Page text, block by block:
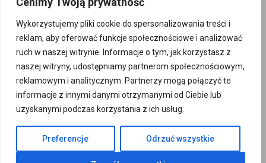
Wykorzystujemy pliki cookie do spersonalizowania treści i
reklam, aby oferować funkcje społecznościowe i analizować
ruch w naszej witrynie. Informacje o tym, jak korzystasz z
naszej witryny, udostępniamy partnerom społecznościowym,
reklamowym i analitycznym. Partnerzy mogą połączyć te
informacje z innymi danymi otrzymanymi od Ciebie lub
uzyskanymi podczas korzystania z ich usług.
Preferencje Odrzuć wszystkie
Projekt finansowany z budżetu Państwa w
ramach konkursu Ministra Spraw
Zagranicznych RP „Regionalny Ośrodek Debaty
Międzynarodowej 2025-2026”
© 2025
sempc